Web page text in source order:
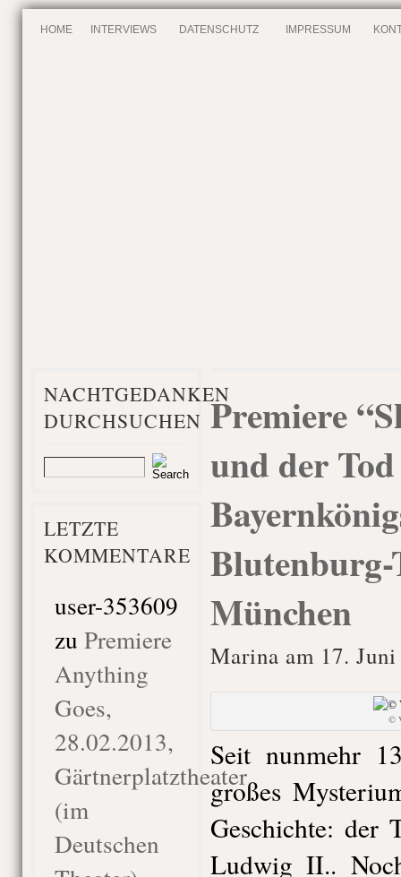
HOME INTERVIEWS DATENSCHUTZ IMPRESSUM
NACHTGEDANKEN
DURCHSUCHEN
LETZTE
KOMMENTARE
user-353609
zu Premiere
Anything
Goes,
28.02.2013,
Gärtnerplatztheater
(im
Deutschen
Premiere
und der Tod
München
Marina am 17.
©
Seit nunmehr
großes
Geschichte: der
Ludwig II..